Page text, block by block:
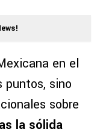
en el
puntos, sino
sobre
la sólida